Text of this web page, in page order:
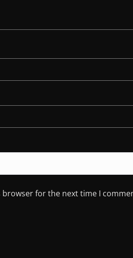
browser for the next time I